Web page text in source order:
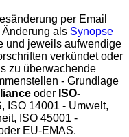
per Email
als Synopse
und jeweils aufwendige
verkündet oder
zu überwachende
- Grundlage
oder ISO-
ISO 14001 - Umwelt,
ISO 45001 -
EU-EMAS.